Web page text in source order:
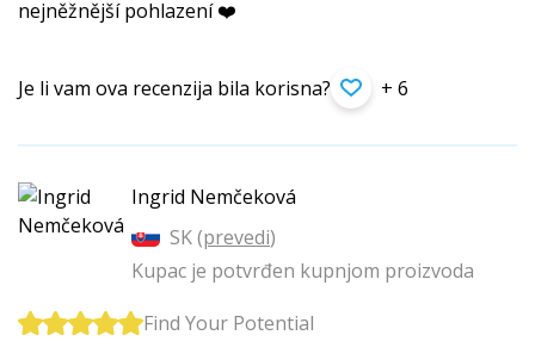
nejněžnější pohlazení ❤️
Je li vam ova recenzija bila korisna? + 6
Ingrid Nemčeková
SK (prevedi)
Kupac je potvrđen kupnjom proizvoda
Find Your Potential